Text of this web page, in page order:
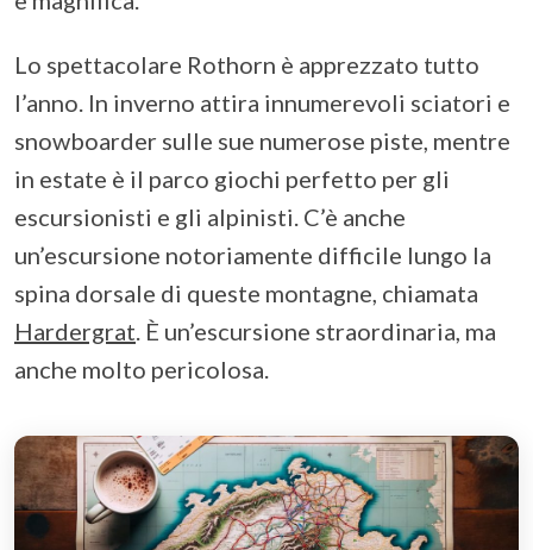
Lo spettacolare Rothorn è apprezzato tutto
l’anno. In inverno attira innumerevoli sciatori e
snowboarder sulle sue numerose piste, mentre
in estate è il parco giochi perfetto per gli
escursionisti e gli alpinisti. C’è anche
un’escursione notoriamente difficile lungo la
spina dorsale di queste montagne, chiamata
Hardergrat. È un’escursione straordinaria, ma
anche molto pericolosa.